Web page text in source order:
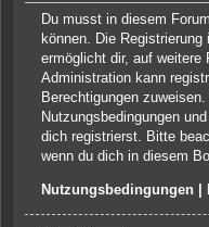
Du musst in diesem
können. Die
ermöglicht dir, auf weitere
Administration kann
Berechtigungen
Nutzungsbedingungen
dich registrierst. Bitte
wenn du dich in diesem
Nutzungsbedingungen|